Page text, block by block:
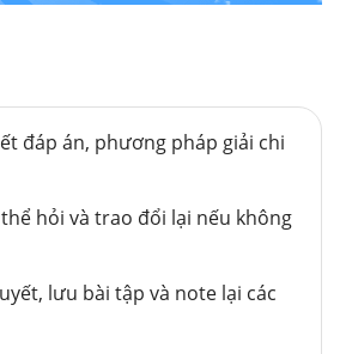
đáp án, phương pháp giải chi
hỏi và trao đổi lại nếu không
lưu bài tập và note lại các